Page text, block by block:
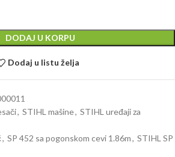
DODAJ U KORPU
Dodaj u listu želja
, STIHL mašine, STIHL uređaji za
, SP 452 sa pogonskom cevi 1.86m, STIHL SP